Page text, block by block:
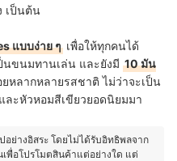
เป็นต้น
แบบง่าย ๆ เพื่อให้ทุกคนได้
นขนมทานเล่น และยังมี 10 มัน
หลากหลายรสชาติ ไม่ว่าจะเป็น
ละหัวหอมสีเขียวยอดนิยมมา
อย่างอิสระ โดยไม่ได้รับอิทธิพลจาก
พื่อโปรโมตสินค้าแต่อย่างใด แต่